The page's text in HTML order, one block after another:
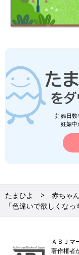
妊娠日数
妊娠中
たまひよ 赤ちゃ
「色違いで欲しくな
ＡＢＪマ
著作権者